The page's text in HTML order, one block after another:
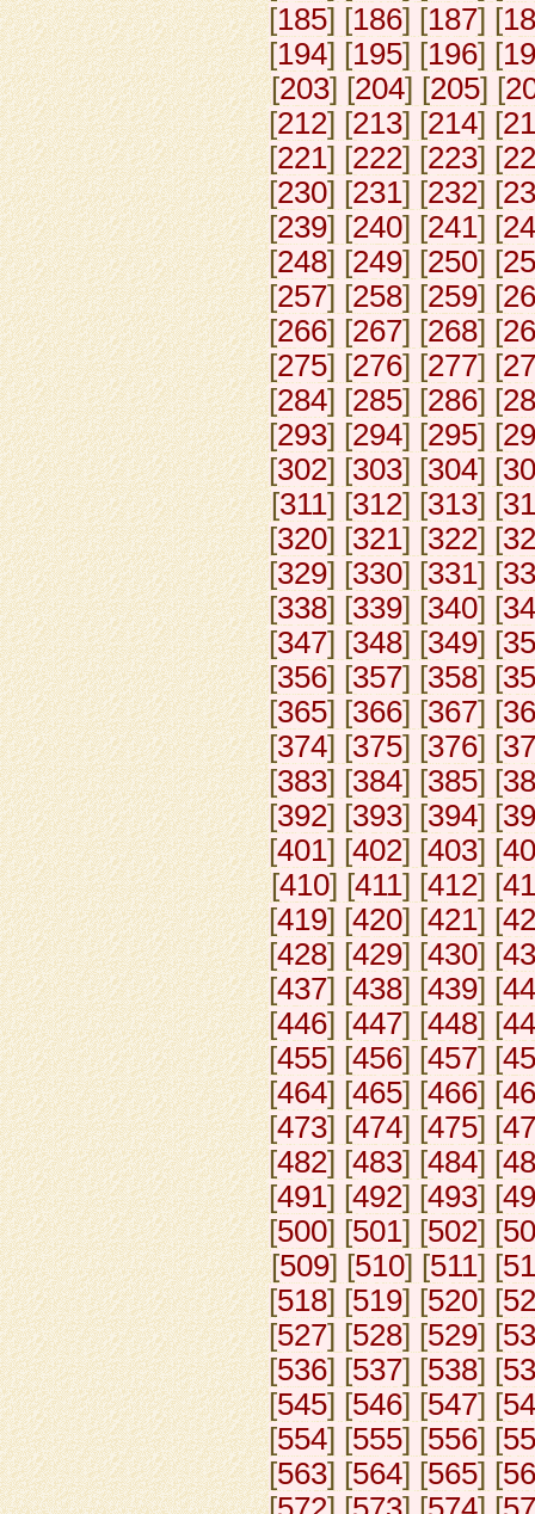
[185] [186] [187] [
[194] [195] [196] [
[203] [204] [205] [
[212] [213] [214] [
[221] [222] [223] [
[230] [231] [232] [
[239] [240] [241] [
[248] [249] [250] [
[257] [258] [259] [
[266] [267] [268] [
[275] [276] [277] [
[284] [285] [286] [
[293] [294] [295] [
[302] [303] [304] [
[311] [312] [313] [
[320] [321] [322] [
[329] [330] [331] [
[338] [339] [340] [
[347] [348] [349] [
[356] [357] [358] [
[365] [366] [367] [
[374] [375] [376] [
[383] [384] [385] [
[392] [393] [394] [
[401] [402] [403] [
[410] [411] [412] [
[419] [420] [421] [
[428] [429] [430] [
[437] [438] [439] [
[446] [447] [448] [
[455] [456] [457] [
[464] [465] [466] [
[473] [474] [475] [
[482] [483] [484] [
[491] [492] [493] [
[500] [501] [502] [
[509] [510] [511] [
[518] [519] [520] [
[527] [528] [529] [
[536] [537] [538] [
[545] [546] [547] [
[554] [555] [556] [
[563] [564] [565] [